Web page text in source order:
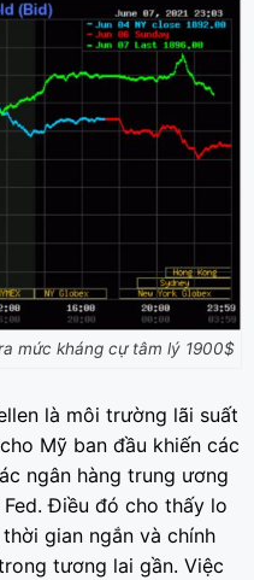
mức kháng cự tâm lý 1900$
là môi trường lãi suất
Mỹ ban đầu khiến các
ngân hàng trung ương
Điều đó cho thấy lo
gian ngắn và chính
tương lai gần. Việc